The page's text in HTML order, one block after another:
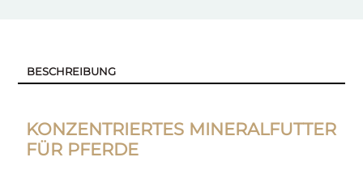
BESCHREIBUNG
KONZENTRIERTES MINERALFUTTER
FÜR PFERDE